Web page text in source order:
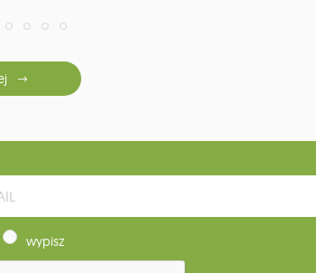
wypisz